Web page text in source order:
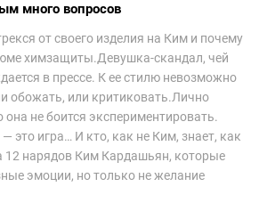
много вопросов
от своего изделия на Ким и почему
химзащиты.Девушка-скандал, чей
в прессе. К ее стилю невозможно
обожать, или критиковать.Лично
она не боится экспериментировать.
это игра… И кто, как не Ким, знает, как
12 нарядов Ким Кардашьян, которые
эмоции, но только не желание